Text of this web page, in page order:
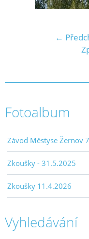
←
Fotoalbum
Závod Městyse Žernov
Zkoušky - 31.5.2025
Zkoušky 11.4.2026
Vyhledávání